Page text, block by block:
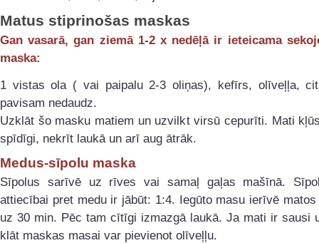
Matus stiprinošas maskas
Gan vasarā, gan ziemā 1-2 x nedēļā ir ieteicama
maska:
1 vistas ola ( vai paipalu 2-3 oliņas), kefīrs, olīveļļa,
pavisam nedaudz.
Uzklāt šo masku matiem un uzvilkt virsū cepurīti. Mati
spīdīgi, nekrīt laukā un arī aug ātrāk.
Medus-sīpolu maska
Sīpolus sarīvē uz rīves vai samaļ gaļas mašīnā.
attiecībai pret medu ir jābūt: 1:4. Iegūto masu ierīvē
uz 30 min. Pēc tam cītīgi izmazgā laukā. Ja mati ir sausi
klāt maskas masai var pievienot olīveļļu.